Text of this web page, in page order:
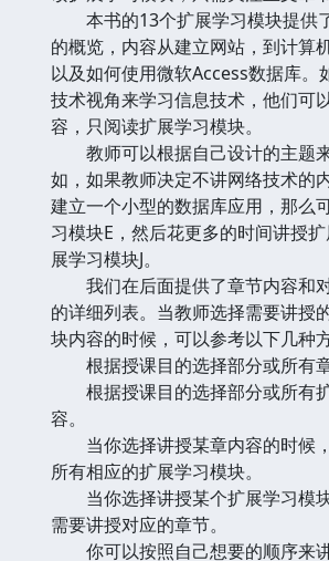
本书的13个扩展学习模块提供
的概览，内容从建立网站，到计算
以及如何使用微软Access数据库。
技术视角来学习信息技术，他们可
容，只阅读扩展学习模块。
教师可以根据自己设计的主题
如，如果教师决定不讲网络技术的
建立一个小型的数据库应用，那么
习模块E，然后花更多的时间讲授
展学习模块J。
我们在后面提供了章节内容和
的详细列表。当教师选择需要讲授
块内容的时候，可以参考以下几种
根据授课目的选择部分或所有章
根据授课目的选择部分或所有
容。
当你选择讲授某章内容的时候
所有相应的扩展学习模块。
当你选择讲授某个扩展学习模
需要讲授对应的章节。
你可以按照自己想要的顺序来